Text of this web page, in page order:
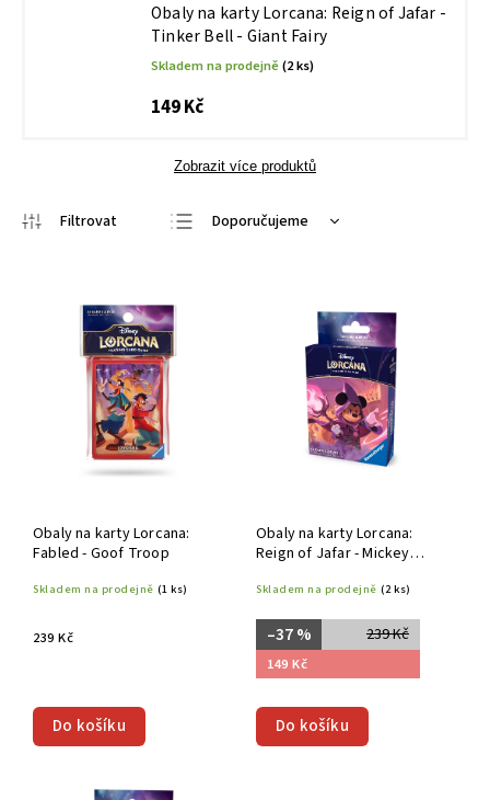
Obaly na karty Lorcana: Reign of Jafar -
Tinker Bell - Giant Fairy
Skladem na prodejně(2 ks)
149 Kč
Zobrazit více produktů
Doporučujeme
Nejprodávanější
Obaly na karty Lorcana:
Fabled - Goof Troop
Skladem na prodejně (1 ks)
239 Kč
Do košíku
Obaly na karty Lorcana:
Reign of Jafar - Mickey
Skladem na prodejně (2 ks)
239 Kč
–37 %
149 Kč
Do košíku